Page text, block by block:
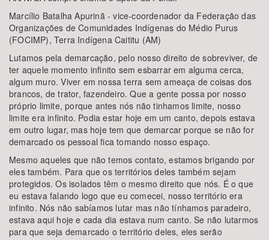
Marcílio Batalha Apurinã - vice-coordenador da Federação das
Organizações de Comunidades Indígenas do Médio Purus
(FOCIMP), Terra Indígena Caititu (AM)
Lutamos pela demarcação, pelo nosso direito de sobreviver, de
ter aquele momento infinito sem esbarrar em alguma cerca,
algum muro. Viver em nossa terra sem ameaça de coisas dos
brancos, de trator, fazendeiro. Que a gente possa por nosso
próprio limite, porque antes nós não tinhamos limite, nosso
limite era infinito. Podia estar hoje em um canto, depois estava
em outro lugar, mas hoje tem que demarcar porque se não for
demarcado os pessoal fica tomando nosso espaço.
Mesmo aqueles que não temos contato, estamos brigando por
eles também. Para que os territórios deles também sejam
protegidos. Os isolados têm o mesmo direito que nós. É o que
eu estava falando logo que eu comecei, nosso território era
infinito. Nós não sabíamos lutar mas não tínhamos paradeiro,
estava aqui hoje e cada dia estava num canto. Se não lutarmos
para que seja demarcado o território deles, eles serão